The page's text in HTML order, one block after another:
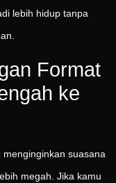
lebih hidup tanpa
Format
ke
suasana
megah. Jika kamu